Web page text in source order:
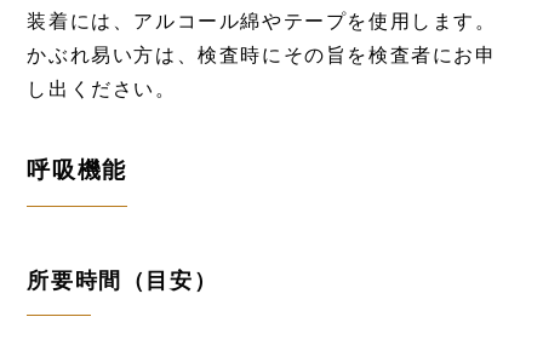
装着には、アルコール綿やテープを使用します。
かぶれ易い方は、検査時にその旨を検査者にお申
し出ください。
呼吸機能
所要時間（目安）